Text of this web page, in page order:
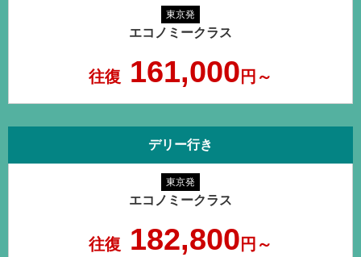
東京発
エコノミークラス
往復 161,000 円～
デリー行き
東京発
エコノミークラス
往復 182,800 円～